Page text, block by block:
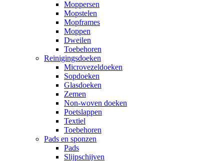
Moppersen
Mopstelen
Mopframes
Moppen
Dweilen
Toebehoren
Reinigingsdoeken
Microvezeldoeken
Sopdoeken
Glasdoeken
Zemen
Non-woven doeken
Poetslappen
Textiel
Toebehoren
Pads en sponzen
Pads
Slijpschijven